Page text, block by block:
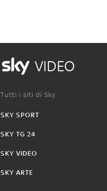
VIDEO
Tutti i siti di Sky:
SKY SPORT
SKY TG 24
SKY VIDEO
SKY ARTE